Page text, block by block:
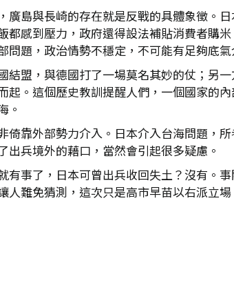
島與長崎的存在就是反戰的具體象徵。
感到壓力，政府還得設法補貼消費者購
題，政治情勢不穩定，不可能有足夠底氣
盟，與德國打了一場莫名其妙的仗；另
。這個歷史教訓提醒人們，一個國家的
。
靠外部勢力介入。日本介入台海問題，
兵境外的藉口，當然會引起很多疑慮。
事了，日本可曾出兵收回失土？沒有。
難免猜測，這次只是高市早苗以右派立場